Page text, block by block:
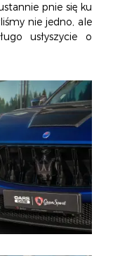
pnie się ku
nie jedno, ale
usłyszycie o